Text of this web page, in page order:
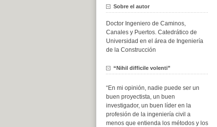
Sobre el autor
Doctor Ingeniero de Caminos,
Canales y Puertos. Catedrático de
Universidad en el área de Ingeniería
de la Construcción
“Nihil difficile volenti”
“En mi opinión, nadie puede ser un
buen proyectista, un buen
investigador, un buen líder en la
profesión de la ingeniería civil a
menos que entienda los métodos y los